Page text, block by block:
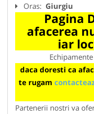
Oras: Giurgiu
Pagina
afacerea
iar
daca doresti ca
te rugam
Partenerii nostri va